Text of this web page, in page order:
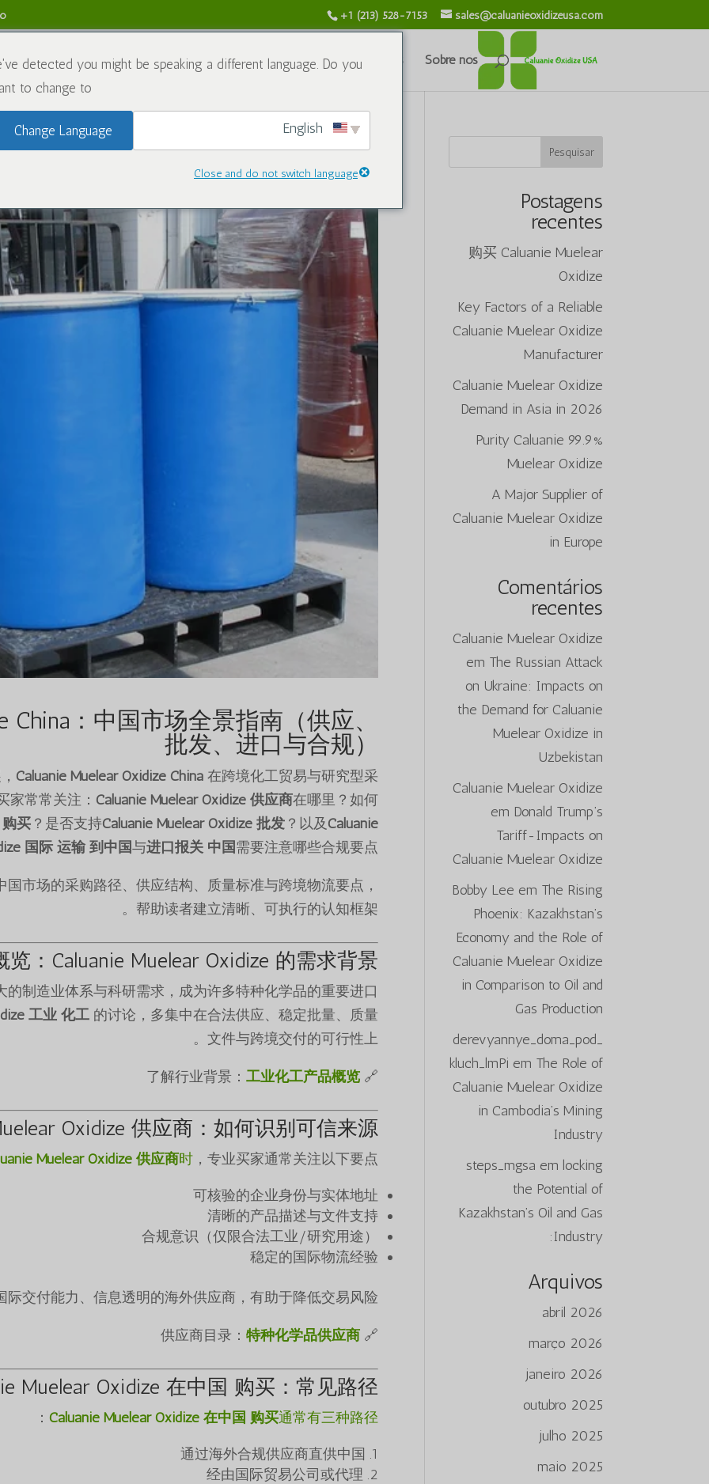
+1 (213) 528-7153 sales@caluanieoxidizeusa.com
Sobre nós
Produtos químicos
Blogue
Contate-nos
& Returns Policy
Caluanie Muelear Oxidize China
jan 20, 2026|Produtos químicos|0 Comentários
China：中国市场全景指南（供应、
批发、进口与合规）
Caluanie Muelear Oxidize China 在跨境化工贸易与研究型采
家常常关注： Caluanie Muelear Oxidize 供应商在哪里？如何
购买 ？是否支持Caluanie Muelear Oxidize 批发 ？以及Caluanie
国际 运输 到中国与进口报关 中国需要注意哪些合规要点？
市场的采购路径、供应结构、质量标准与跨境物流要点，
帮助读者建立清晰、可执行的认知框架。
览：Caluanie Muelear Oxidize 的需求背景
制造业体系与科研需求，成为许多特种化学品的重要进口
工业 化工 的讨论，多集中在合法供应、稳定批量、质量
文件与跨境交付的可行性上。
🔗 了解行业背景：
工业化工产品概览
Oxidize 供应商：如何识别可信来源
Muelear Oxidize 供应商时 ，专业买家通常关注以下要点：
可核验的企业身份与实体地址
清晰的产品描述与文件支持
合规意识（仅限合法工业/研究用途）
稳定的国际物流经验
交付能力、信息透明的海外供应商，有助于降低交易风险。
🔗 供应商目录：
特种化学品供应商
Muelear Oxidize 在中国 购买：常见路径
Caluanie Muelear Oxidize 在中国 购买通常有三种路径
：
通过海外合规供应商直供中国
经由国际贸易公司或代理
Pesquisar
Postagens
recentes
购买 Caluanie Muelear
Oxidize
Key Factors of a Reliable
Caluanie Muelear Oxidize
Manufacturer
Caluanie Muelear Oxidize
Demand in Asia in 2026
99.9% Purity Caluanie
Muelear Oxidize
A Major Supplier of
Caluanie Muelear Oxidize
in Europe
Comentários
recentes
Caluanie Muelear Oxidize
em The Russian Attack
on Ukraine: Impacts on
the Demand for Caluanie
Muelear Oxidize in
Uzbekistan
Caluanie Muelear Oxidize
em Donald Trump’s
Tariff-Impacts on
Caluanie Muelear Oxidize
Bobby Lee em The Rising
Phoenix: Kazakhstan’s
Economy and the Role of
Caluanie Muelear Oxidize
in Comparison to Oil and
Gas Production
derevyannye_doma_pod_
kluch_lmPi em The Role of
Caluanie Muelear Oxidize
in Cambodia’s Mining
Industry
steps_mgsa em locking
the Potential of
Kazakhstan’s Oil and Gas
Industry:
Arquivos
abril 2026
março 2026
janeiro 2026
outubro 2025
julho 2025
maio 2025
detected you might be speaking a different language. Do you
to change to:
Change Language
Close and do not switch language